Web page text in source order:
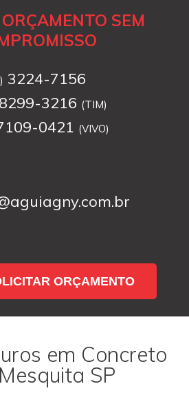
SEM
3224-7156
3216 (TIM)
0421 (VIVO)
ORÇAMENTO
em Concreto
SP